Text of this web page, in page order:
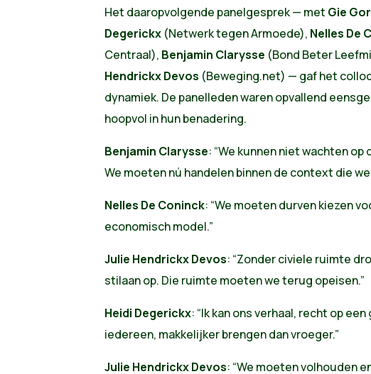
Het daaropvolgende panelgesprek — met Gie
Degerickx (Netwerk tegen Armoede), Nelles De
Centraal), Benjamin Clarysse (Bond Beter
Hendrickx Devos (Beweging.net) — gaf het
dynamiek. De panelleden waren opvallend
hoopvol in hun benadering.
Benjamin Clarysse: “We kunnen niet wachten
We moeten nú handelen binnen de context die we
Nelles De Coninck: “We moeten durven kiezen
economisch model.”
Julie Hendrickx Devos: “Zonder civiele ruimte
stilaan op. Die ruimte moeten we terug opeisen.”
Heidi Degerickx: “Ik kan ons verhaal, recht op
iedereen, makkelijker brengen dan vroeger.”
Julie Hendrickx Devos: “We moeten volhouden